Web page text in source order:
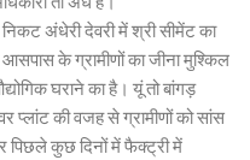
अंधेरी देवरी में श्री सीमेंट का
के ग्रामीणों का जीना मुश्किल
घराने का है। यूं तो बांगड़
प्लांट की वजह से ग्रामीणों को सांस
पिछले कुछ दिनों में फैक्ट्री में